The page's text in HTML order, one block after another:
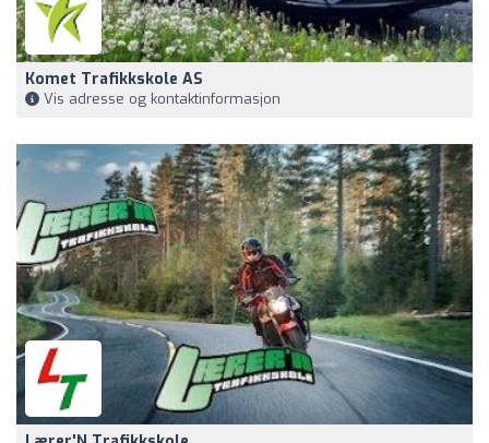
Komet Trafikkskole AS
Vis adresse og kontaktinformasjon